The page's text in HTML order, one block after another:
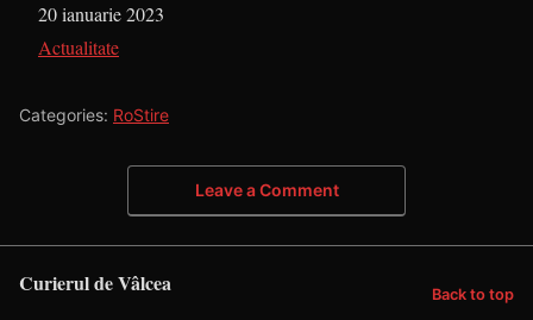
Dată
20 ianuarie 2023
În legătură cu
Actualitate
Categories: RoStire
Leave a Comment
Curierul de Vâlcea Back to top